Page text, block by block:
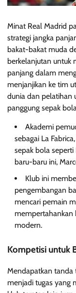
Minat Real Madrid
strategi jangka
bakat-bakat muda
berkelanjutan untuk
panjang dalam
menjanjikan ke tim
dunia dan pelatihan
panggung sepak
Akademi
sebagai La
sepak bola seperti
baru-baru ini,
Klub ini
pengembangan
mencari pemain
mempertahankan
modern.
Kompetisi untuk
Mendapatkan tanda
menjadi tugas yang